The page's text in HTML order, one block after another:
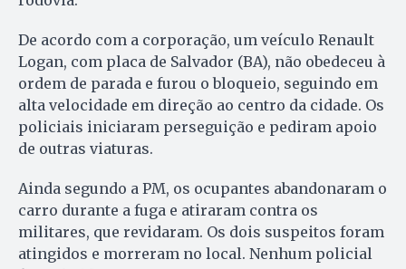
De acordo com a corporação, um veículo Renault
Logan, com placa de Salvador (BA), não obedeceu à
ordem de parada e furou o bloqueio, seguindo em
alta velocidade em direção ao centro da cidade. Os
policiais iniciaram perseguição e pediram apoio
de outras viaturas.
Ainda segundo a PM, os ocupantes abandonaram o
carro durante a fuga e atiraram contra os
militares, que revidaram. Os dois suspeitos foram
atingidos e morreram no local. Nenhum policial